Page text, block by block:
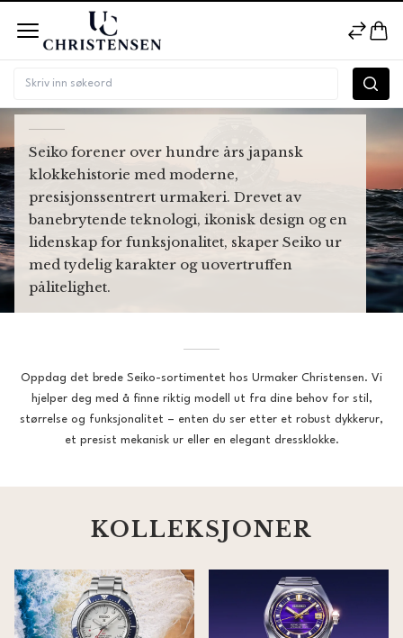
SEIKO
Seiko forener over hundre års japansk
klokkehistorie med moderne,
presisjonssentrert urmakeri. Drevet av
banebrytende teknologi, ikonisk design og en
lidenskap for funksjonalitet, skaper Seiko ur
med tydelig karakter og uovertruffen
pålitelighet.
Oppdag det brede Seiko-sortimentet hos Urmaker Christensen. Vi
hjelper deg med å finne riktig modell ut fra dine behov for stil,
størrelse og funksjonalitet – enten du ser etter et robust dykkerur,
et presist mekanisk ur eller en elegant dressklokke.
KOLLEKSJONER